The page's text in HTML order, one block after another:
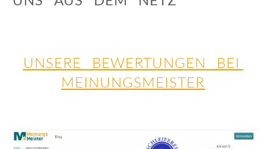
UNSERE BEWERTUNGEN BEI
MEINUNGSMEISTER